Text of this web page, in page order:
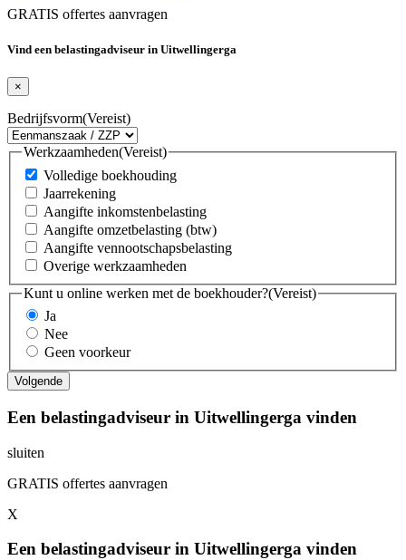
GRATIS offertes aanvragen
Vind een belastingadviseur in Uitwellingerga
×
Bedrijfsvorm(Vereist)
Werkzaamheden(Vereist)
Volledige boekhouding
Jaarrekening
Aangifte inkomstenbelasting
Aangifte omzetbelasting (btw)
Aangifte vennootschapsbelasting
Overige werkzaamheden
Kunt u online werken met de boekhouder?(Vereist)
Ja
Nee
Geen voorkeur
Een belastingadviseur in Uitwellingerga vinden
sluiten
GRATIS offertes aanvragen
X
Een belastingadviseur in Uitwellingerga vinden